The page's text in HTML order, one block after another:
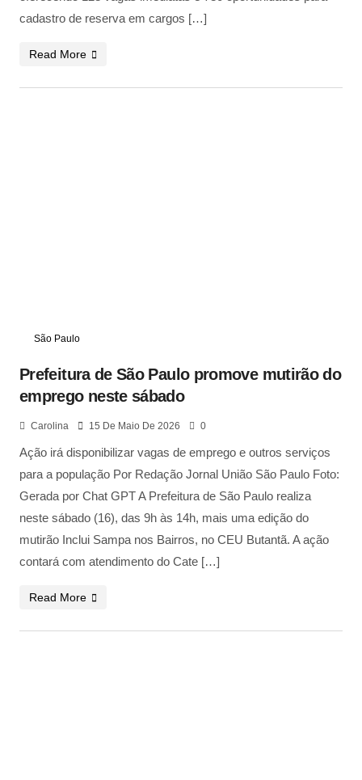
cadastro de reserva em cargos […]
Read More
São Paulo
Prefeitura de São Paulo promove mutirão do
emprego neste sábado
Carolina 15 De Maio De 2026 0
Ação irá disponibilizar vagas de emprego e outros serviços
para a população Por Redação Jornal União São Paulo Foto:
Gerada por Chat GPT A Prefeitura de São Paulo realiza
neste sábado (16), das 9h às 14h, mais uma edição do
mutirão Inclui Sampa nos Bairros, no CEU Butantã. A ação
contará com atendimento do Cate […]
Read More